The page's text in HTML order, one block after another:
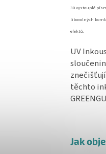
3D vystouplé
libovolných
efektů.
UV
těchto
Jak